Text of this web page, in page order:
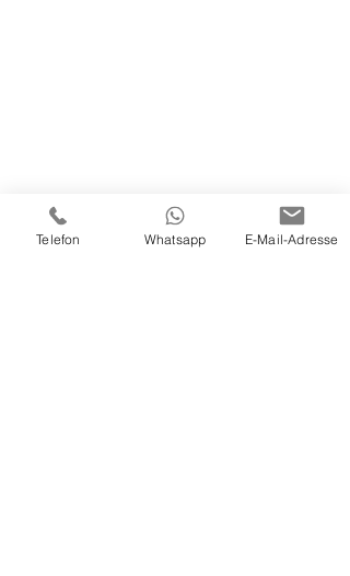
Telefon Whatsapp E-Mail-Adresse